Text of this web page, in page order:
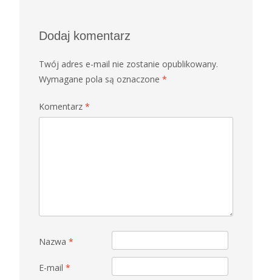
Dodaj komentarz
Twój adres e-mail nie zostanie opublikowany.
Wymagane pola są oznaczone *
Komentarz *
Nazwa *
E-mail *